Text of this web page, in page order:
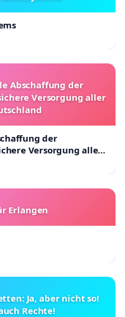
Abschaffung der
Versorgung aller
der
Versorgung aller
Erlangen
Ja, aber nicht so!
Rechte!